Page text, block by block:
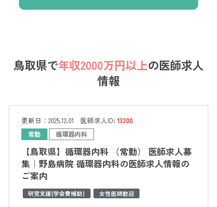
鳥取県で年収2000万円以上の医師求人
情報
更新日： 2025.12.01 医師求人ID:13200
常勤 循環器内科
【鳥取県】循環器内科 （常勤） 医師求人募
集｜野島病院 循環器内科の医師求人情報の
ご案内
研究支援(学会費補助) 女性医師歓迎